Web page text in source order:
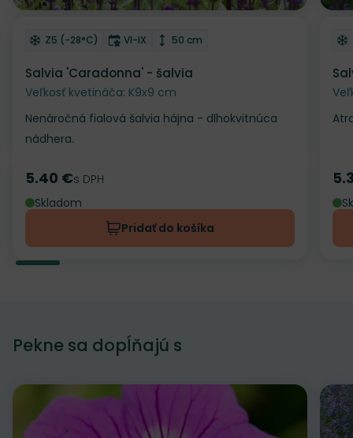
Odober do zoznamu želaní
Mrazuvzdornosť
Z5 (-28°C) Doba kvitnutia
VI-IX Výška rastliny
50 cm
Salvia 'Caradonna' - šalvia
Veľkosť kvetináča: K9x9 cm
Nenáročná fialová šalvia hájna - dlhokvitnúca
nádhera.
Cena
5.40 €s DPH
Skladom
Pridať do košíka
Pekne sa dopĺňajú s